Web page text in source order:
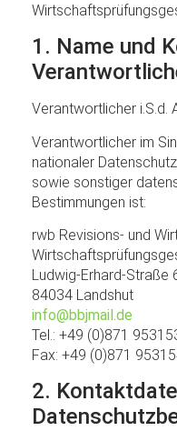
1. Name und
Verantwortlicher i.S.d.
Verantwortlicher im
nationaler
sowie sonstiger
Bestimmungen ist:
rwb Revisions- und
Ludwig-Erhard-Straße
84034 Landshut
info@bbjmail.de
Tel.: +49 (0)871
Fax: +49 (0)871
2.